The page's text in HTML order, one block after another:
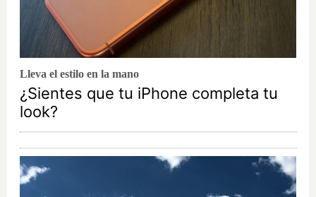
Lleva el estilo en la mano
¿Sientes que tu iPhone completa tu
look?